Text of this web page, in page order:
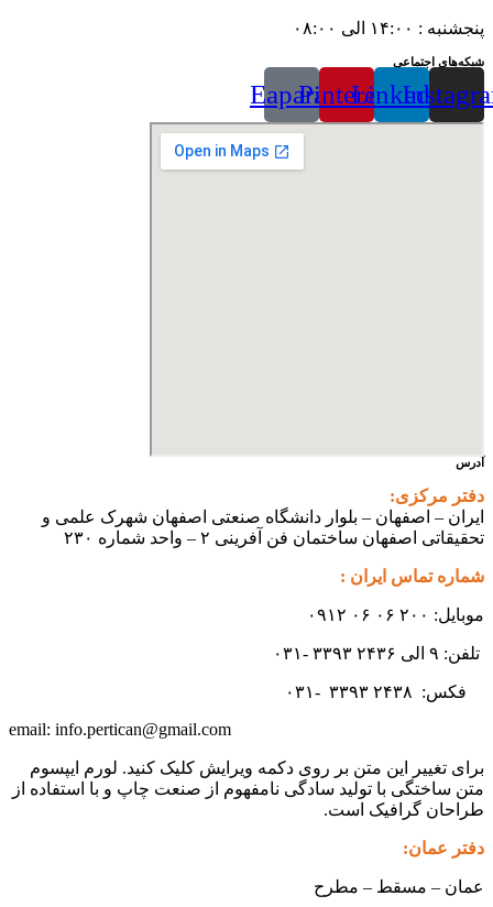
پنجشنبه : ۱۴:۰۰ الی ۰۸:۰۰
شبکه‌های اجتماعی
Linkedin
Pinterest
Eaparat
آدرس
دفتر مرکزی:
ایران – اصفهان – بلوار دانشگاه صنعتی اصفهان شهرک علمی و
تحقیقاتی اصفهان ساختمان فن آفرینی ۲ – واحد شماره ۲۳۰
شماره تماس ایران :
موبایل: ۲۰۰ ۰۶ ۰۶ ۰۹۱۲
تلفن: ۹ الی ۲۴۳۶ ۳۳۹۳ -۰۳۱
فکس: ۳۳۹۳ ۲۴۳۸ -۰۳۱
info.pertican@gmail.com
برای تغییر این متن بر روی دکمه ویرایش کلیک کنید. لورم ایپسوم
متن ساختگی با تولید سادگی نامفهوم از صنعت چاپ و با استفاده از
طراحان گرافیک است.
دفتر عمان:
عمان – مسقط – مطرح